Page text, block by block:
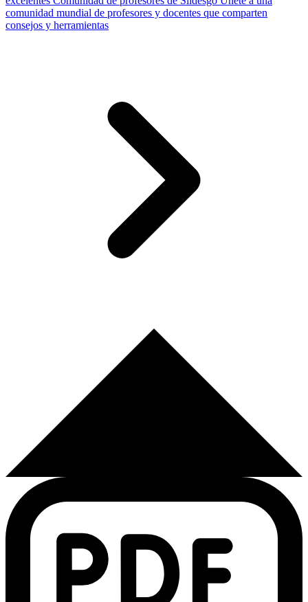
comunidad mundial de profesores y docentes que comparten
consejos y herramientas